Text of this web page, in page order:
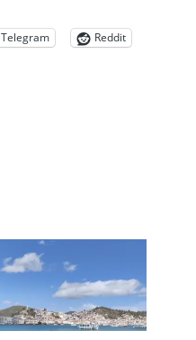
Telegram
Reddit